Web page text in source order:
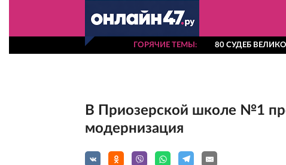
ГОРЯЧИЕ ТЕМЫ 80 СУДЕБ
В Приозерской школе №1
модернизация